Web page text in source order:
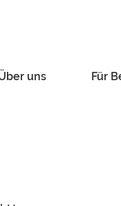
uns Für